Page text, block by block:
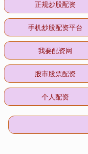
正规炒股配资
手机炒股配资平台
我要配资网
股市股票配资
个人配资